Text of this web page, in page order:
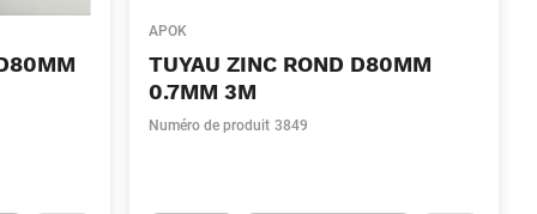
APOK
TUYAU ZINC ROND D80MM
0.7MM 3M
Numéro de produit 3849